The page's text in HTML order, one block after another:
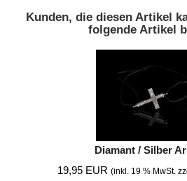
Kunden, die diesen Artikel
folgende Artikel
Diamant / Silber
19,95 EUR (inkl. 19 % MwSt.